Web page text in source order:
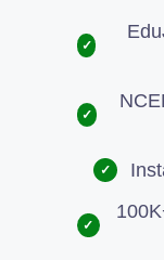
✓
✓
✓
✓